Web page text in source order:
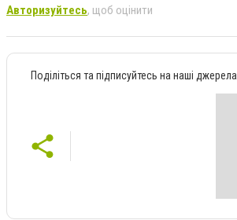
Авторизуйтесь, щоб оцінити
Поділіться та підписуйтесь на наші джерела